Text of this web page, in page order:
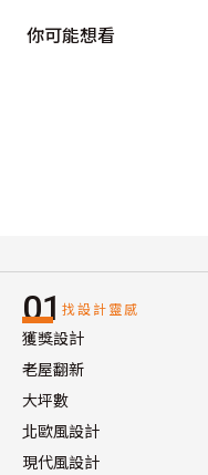
你可能想看
01 找設計靈感
獲獎設計
老屋翻新
大坪數
北歐風設計
現代風設計